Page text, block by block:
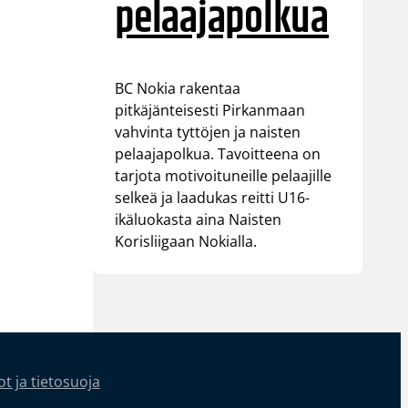
pelaajapolkua
BC Nokia rakentaa
pitkäjänteisesti Pirkanmaan
vahvinta tyttöjen ja naisten
pelaajapolkua. Tavoitteena on
tarjota motivoituneille pelaajille
selkeä ja laadukas reitti U16-
ikäluokasta aina Naisten
Korisliigaan Nokialla.
ja tietosuoja